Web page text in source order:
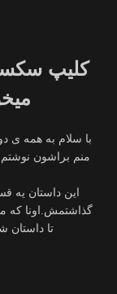
کلیپ
با سلام به همه ی
منم براشون
این داستان یه
گذاشتمش.اونا که
تا داستان